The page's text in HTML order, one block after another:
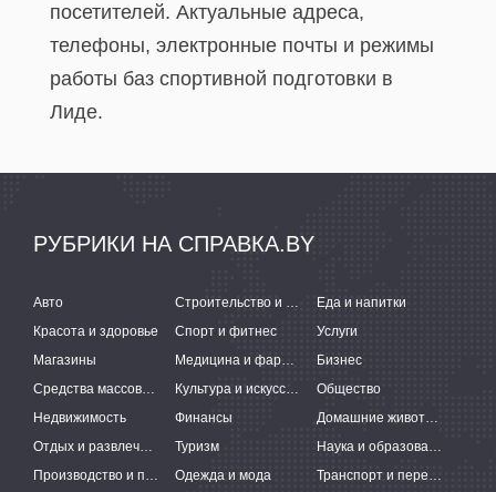
посетителей. Актуальные адреса,
телефоны, электронные почты и режимы
работы баз спортивной подготовки в
Лиде.
РУБРИКИ НА СПРАВКА.BY
Авто Строительство и ремонт
Еда и напитки
Красота и здоровье
Спорт и фитнес
Услуги
Магазины
Медицина и фармацевтика
Бизнес
Средства массовой информации
Культура и искусство
Общество
Недвижимость
Финансы
Домашние животные
Отдых и развлечения
Туризм
Наука и образование
Производство и поставки
Одежда и мода Транспорт и перевозки